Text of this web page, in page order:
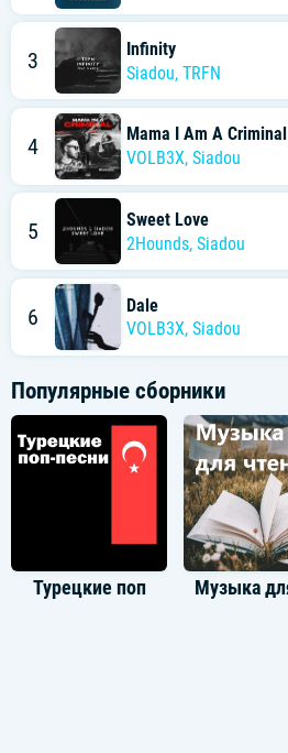
3
Infinity
Siadou, TRFN
4
Mama I Am A Criminal
VOLB3X, Siadou
5
Sweet Love
2Hounds, Siadou
6
Dale
VOLB3X, Siadou
Популярные сборники
Турецкие поп